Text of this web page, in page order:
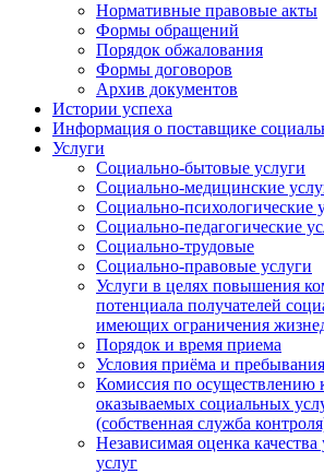
Нормативные правовые акты
Формы обращений
Порядок обжалования
Формы договоров
Архив документов
Истории успеха
Информация о поставщике
Услуги
Социально-бытовые услуги
Социально-медицинские
Социально-психологические
Социально-педагогические
Социально-трудовые
Социально-правовые услуги
Услуги в целях повышения
потенциала получателей
имеющих ограничения
Порядок и время приема
Условия приёма и
Комиссия по осуществлению
оказываемых социальных
(собственная служба
Независимая оценка
услуг